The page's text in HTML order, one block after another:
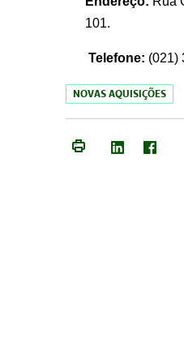
101.
Telefone: (021)
NOVAS AQUISIÇÕES